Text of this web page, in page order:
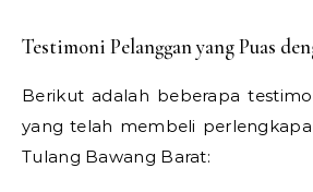
Testimoni Pelanggan yang Puas
Berikut adalah beberapa
yang telah membeli
Tulang Bawang Barat: